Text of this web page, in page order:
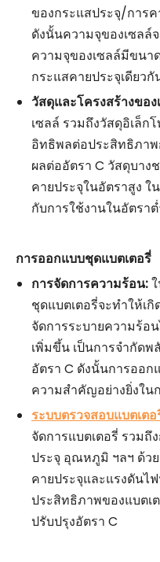
ของกระแสประจุ/การ
ดังนั้นความจุของเซลล์
ความจุของเซลล์มีขนา
กระแสคายประจุเดียว
วัสดุและโครงสร้างของ
เซลล์ รวมถึงวัสดุอิเล็ก
อิทธิพลต่อประสิทธิภาพ
ผลต่ออัตรา C วัสดุบาง
คายประจุในอัตราสูง
กับการใช้งานในอัตรา
การออกแบบชุดแบตเตอรี่
การจัดการความร้อน:
ชุดแบตเตอรี่จะทำให้เ
จัดการระบายความร้อ
เพิ่มขึ้น เป็นการจำกัดพ
อัตรา C ดังนั้นการออ
ความสำคัญอย่างยิ่งใน
ระบบตรวจสอบแบตเต
จัดการแบตเตอรี่ รวม
ประจุ อุณหภูมิ ฯลฯ ด้ว
คายประจุและแรงดันไ
ประสิทธิภาพของแบตเ
ปรับปรุงอัตรา C